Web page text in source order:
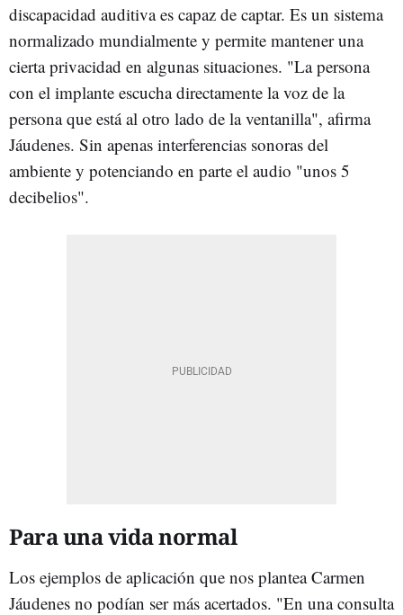
discapacidad auditiva es capaz de captar. Es un sistema
normalizado mundialmente y permite mantener una
cierta privacidad en algunas situaciones. "La persona
con el implante escucha directamente la voz de la
persona que está al otro lado de la ventanilla", afirma
Jáudenes. Sin apenas interferencias sonoras del
ambiente y potenciando en parte el audio "unos 5
decibelios".
Para una vida normal
Los ejemplos de aplicación que nos plantea Carmen
Jáudenes no podían ser más acertados. "En una consulta